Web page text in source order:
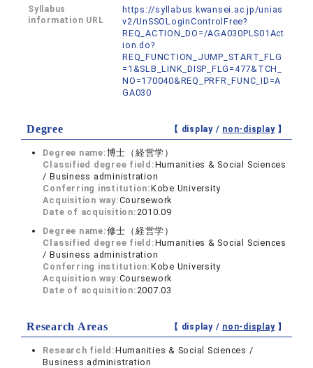
Syllabus
information URL
https://syllabus.kwansei.ac.jp/unias
v2/UnSSOLoginControlFree?
REQ_ACTION_DO=/AGA030PLS01Act
ion.do?
REQ_FUNCTION_JUMP_START_FLG
=1&SLB_LINK_DISP_FLG=477&TCH_
NO=170040&REQ_PRFR_FUNC_ID=A
GA030
Degree 【 display / non-display】
Degree name:博士（経営学）
Classified degree field:Humanities & Social Sciences
/ Business administration
Conferring institution:Kobe University
Acquisition way:Coursework
Date of acquisition: 2010.09
Degree name:修士（経営学）
Classified degree field:Humanities & Social Sciences
/ Business administration
Conferring institution:Kobe University
Acquisition way:Coursework
Date of acquisition: 2007.03
Research Areas 【 display / non-display】
Research field:Humanities & Social Sciences /
Business administration